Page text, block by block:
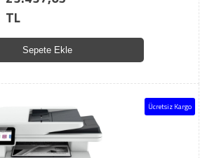
TL
Sepete Ekle
Ücretsiz Kargo